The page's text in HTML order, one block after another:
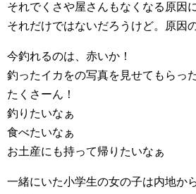
それでくさや屋さんもなくなる原因
それだけではないだろうけど。原因
今釣れるのは、赤いか！
釣ったイカをの写真を見せてもらっ
たくさーん！
釣りたいなぁ
食べたいなぁ
お土産にも持って帰りたいなぁ
一緒にいた小学生の女の子は内地か